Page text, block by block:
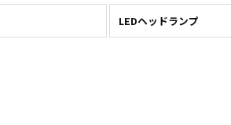
LEDヘッドランプ